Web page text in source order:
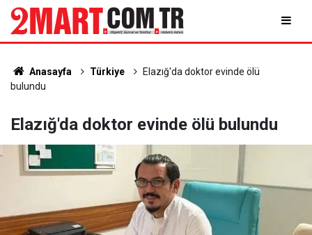
Anasayfa Türkiye
Elazığ'da doktor evinde ölü
bulundu
Elazığ'da doktor evinde ölü bulundu